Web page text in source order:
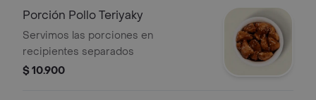
Porción Pollo Teriyaky
Servimos las porciones en
recipientes separados
$ 10.900